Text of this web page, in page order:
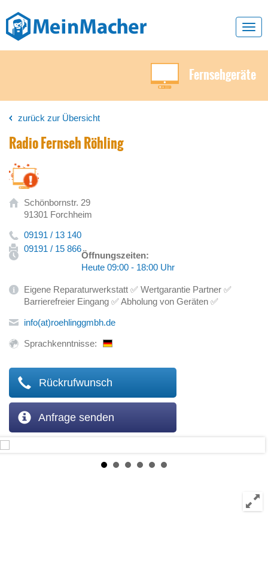
Fernsehgeräte
zurück zur Übersicht
Radio Fernseh Röhling
Schönbornstr. 29
91301 Forchheim
09191 / 13 140
09191 / 15 866
Öffnungszeiten:
Heute 09:00 - 18:00 Uhr
Eigene Reparaturwerkstatt ✅ Wertgarantie Partner ✅
Barrierefreier Eingang ✅ Abholung von Geräten ✅
info(at)roehlinggmbh.de
Sprachkenntnisse:
Rückrufwunsch
Anfrage senden